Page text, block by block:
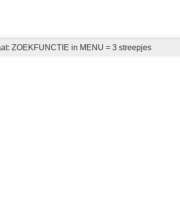
ZOEKFUNCTIE in MENU = 3 streepjes